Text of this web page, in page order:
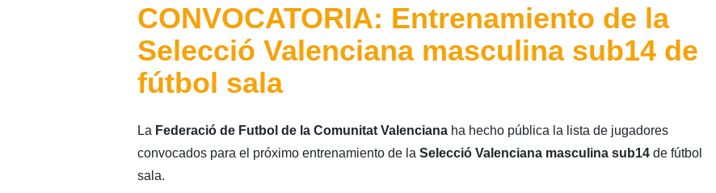
CONVOCATORIA: Entrenamiento de la
Selecció Valenciana masculina sub14 de
fútbol sala
La Federació de Futbol de la Comunitat Valencianaha hecho pública la lista de jugadores
convocados para el próximo entrenamiento de la Selecció Valenciana masculina sub14de fútbol
sala.